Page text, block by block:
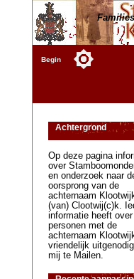
Begin
Achtergrond
Op deze pagina
over
en onderzoek naar
oorsprong van de
achternaam
(van) Clootwij(c)k.
informatie heeft over
personen met de
achternaam
vriendelijk
mij te Mailen.